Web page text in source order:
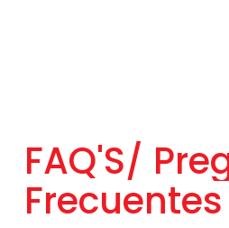
FAQ'S/
Frecuentes